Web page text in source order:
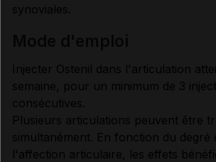
synoviales.
Injecter Ostenil dans l'articulation
semaine, pour un minimum de 3
consécutives.
Plusieurs articulations peuvent être
simultanément. En fonction du degré
l'affection articulaire, les effets